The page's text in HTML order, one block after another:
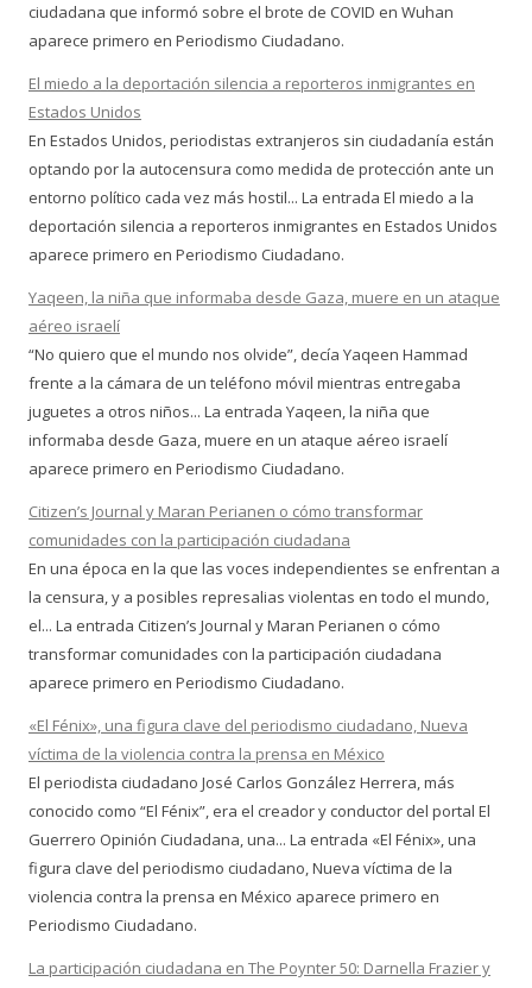
ciudadana que informó sobre el brote de COVID en Wuhan
aparece primero en Periodismo Ciudadano.
El miedo a la deportación silencia a reporteros inmigrantes en
Estados Unidos
En Estados Unidos, periodistas extranjeros sin ciudadanía están
optando por la autocensura como medida de protección ante un
entorno político cada vez más hostil... La entrada El miedo a la
deportación silencia a reporteros inmigrantes en Estados Unidos
aparece primero en Periodismo Ciudadano.
Yaqeen, la niña que informaba desde Gaza, muere en un ataque
aéreo israelí
“No quiero que el mundo nos olvide”, decía Yaqeen Hammad
frente a la cámara de un teléfono móvil mientras entregaba
juguetes a otros niños... La entrada Yaqeen, la niña que
informaba desde Gaza, muere en un ataque aéreo israelí
aparece primero en Periodismo Ciudadano.
Citizen’s Journal y Maran Perianen o cómo transformar
comunidades con la participación ciudadana
En una época en la que las voces independientes se enfrentan a
la censura, y a posibles represalias violentas en todo el mundo,
el... La entrada Citizen’s Journal y Maran Perianen o cómo
transformar comunidades con la participación ciudadana
aparece primero en Periodismo Ciudadano.
«El Fénix», una figura clave del periodismo ciudadano, Nueva
víctima de la violencia contra la prensa en México
El periodista ciudadano José Carlos González Herrera, más
conocido como “El Fénix”, era el creador y conductor del portal El
Guerrero Opinión Ciudadana, una... La entrada «El Fénix», una
figura clave del periodismo ciudadano, Nueva víctima de la
violencia contra la prensa en México aparece primero en
Periodismo Ciudadano.
La participación ciudadana en The Poynter 50: Darnella Frazier y